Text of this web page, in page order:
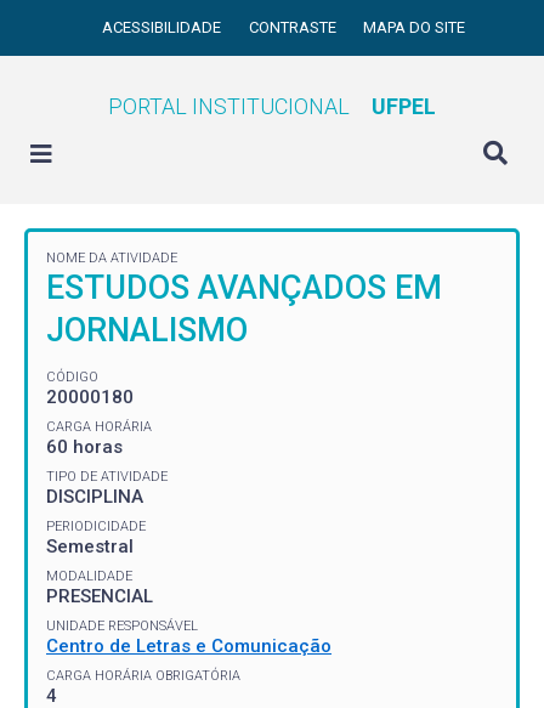
ACESSIBILIDADE CONTRASTE MAPA DO SITE
PORTAL INSTITUCIONAL UFPEL
NOME DA ATIVIDADE
ESTUDOS AVANÇADOS EM
JORNALISMO
CÓDIGO
20000180
CARGA HORÁRIA
60 horas
TIPO DE ATIVIDADE
DISCIPLINA
PERIODICIDADE
Semestral
MODALIDADE
PRESENCIAL
UNIDADE RESPONSÁVEL
Centro de Letras e Comunicação
CARGA HORÁRIA OBRIGATÓRIA
4